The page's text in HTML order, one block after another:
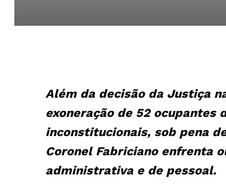
Além da decisão da Justiça
exoneração de 52 ocupantes
inconstitucionais, sob pena
Coronel Fabriciano enfrenta
administrativa e de pessoal.